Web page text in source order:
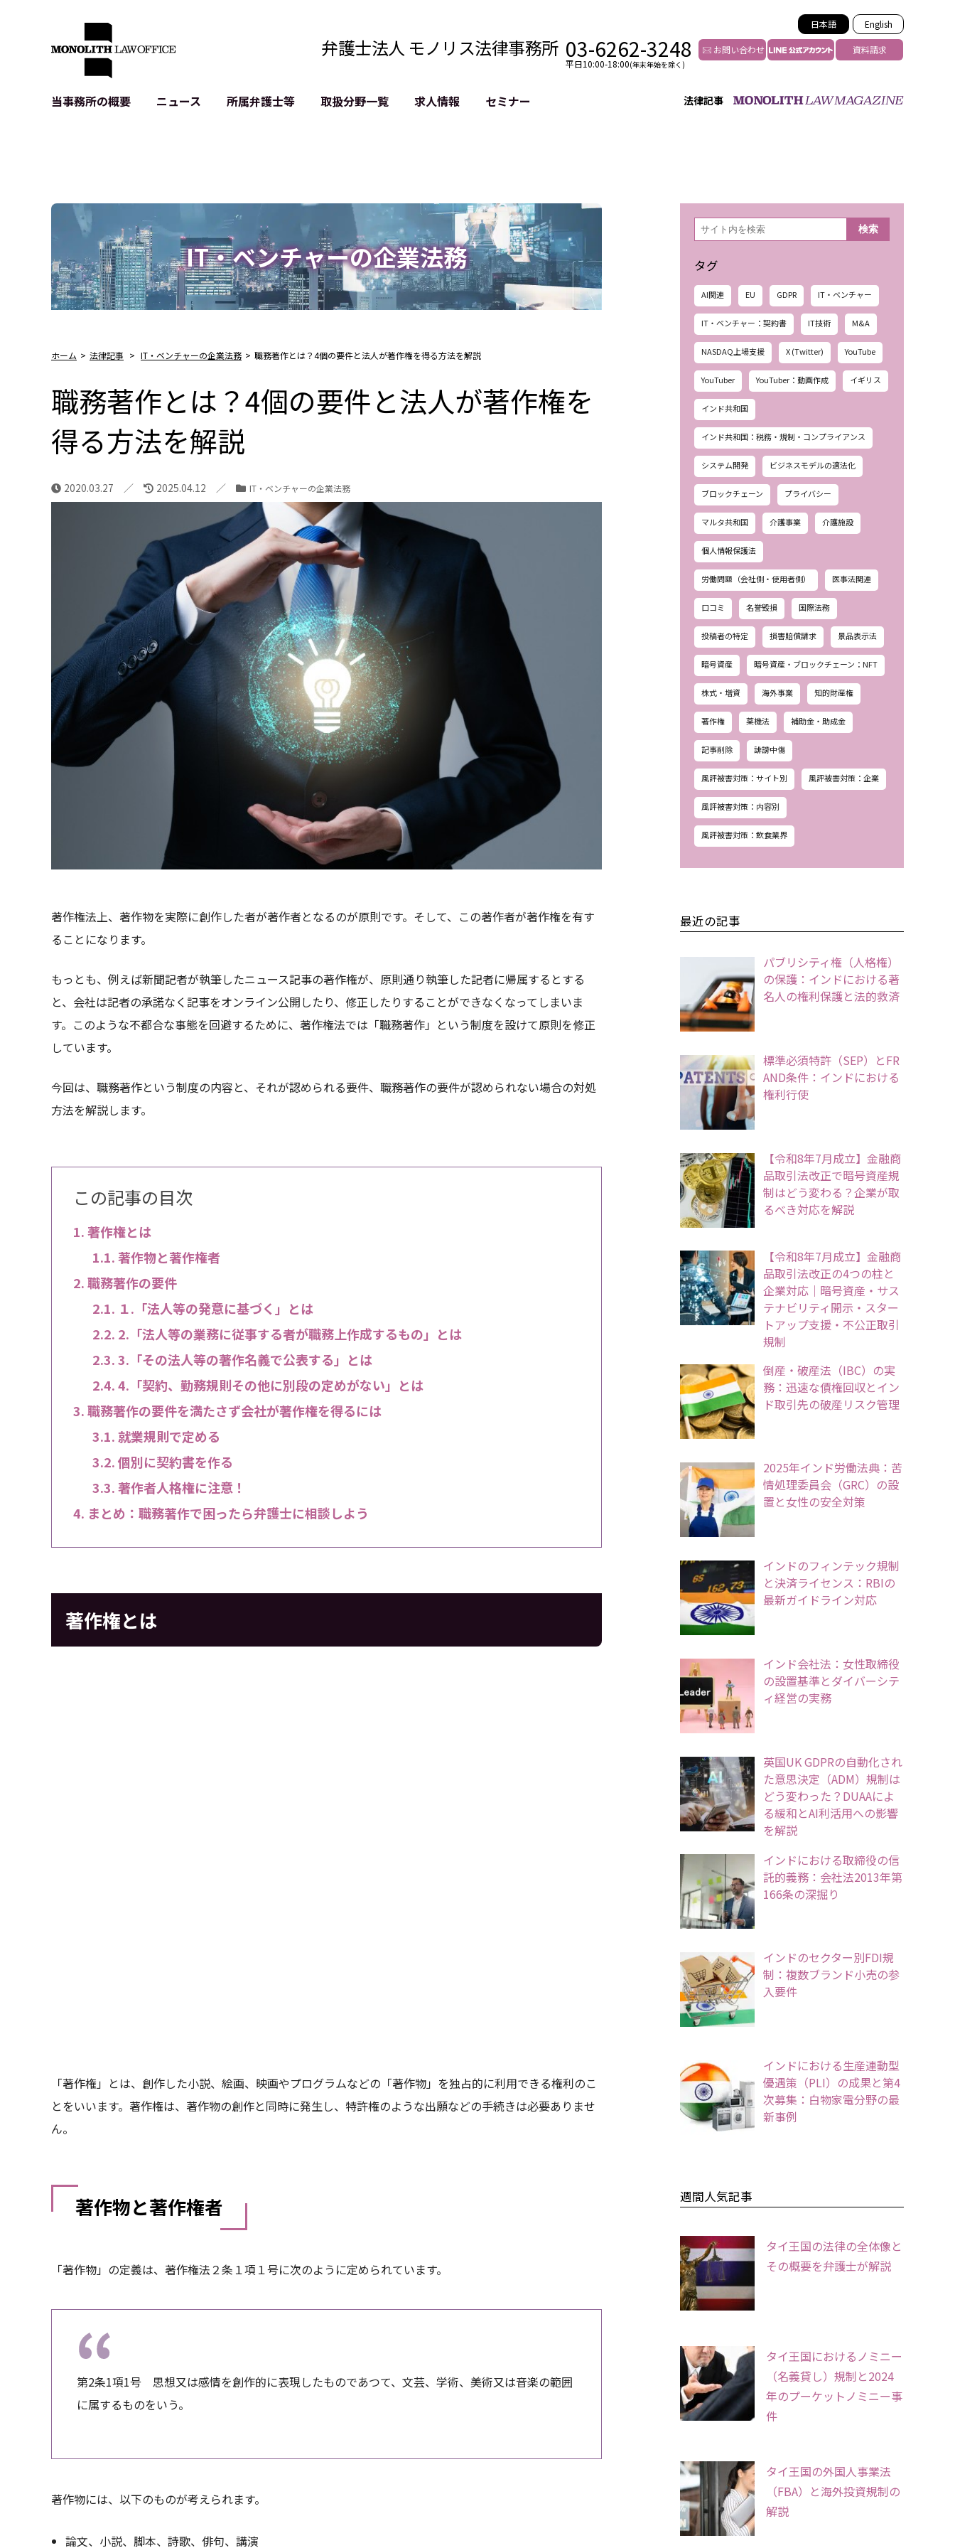
日本語 English
弁護士法人 モノリス法律事務所 03-6262-3248
平日10:00-18:00(年末年始を除く)
お問い合わせ 資料請求
法律記事
当事務所の概要
アクセス
ニュース 所属弁護士等 取扱分野一覧
IPO（上場）支援
生成AI関連法務
記事・LPの薬機法等チェック
D2C等の不正転売対策
サイバー犯罪の刑事告訴等
GDPR対応支援
リスティング汚染の削除対策
過去の芸能等活動の削除
YouTube等SNSのM&A
求人情報 セミナー
IT・ベンチャーの企業法務
ホーム > 法律記事 > IT・ベンチャーの企業法務 > 職務著作とは？4個の要件と法人が著作権を得る方法を解説
職務著作とは？4個の要件と法人が著作権を
得る方法を解説
2020.03.27 2025.04.12 IT・ベンチャーの企業法務
著作権法上、著作物を実際に創作した者が著作者となるのが原則です。そして、この著作者が著作権を有す
ることになります。
もっとも、例えば新聞記者が執筆したニュース記事の著作権が、原則通り執筆した記者に帰属するとする
と、会社は記者の承諾なく記事をオンライン公開したり、修正したりすることができなくなってしまいま
す。このような不都合な事態を回避するために、著作権法では「職務著作」という制度を設けて原則を修正
しています。
今回は、職務著作という制度の内容と、それが認められる要件、職務著作の要件が認められない場合の対処
方法を解説します。
この記事の目次
著作権とは
著作物と著作権者
職務著作の要件
１.「法人等の発意に基づく」とは
2.「法人等の業務に従事する者が職務上作成するもの」とは
3.「その法人等の著作名義で公表する」とは
4.「契約、勤務規則その他に別段の定めがない」とは
職務著作の要件を満たさず会社が著作権を得るには
就業規則で定める
個別に契約書を作る
著作者人格権に注意！
まとめ：職務著作で困ったら弁護士に相談しよう
著作権とは
「著作権」とは、創作した小説、絵画、映画やプログラムなどの「著作物」を独占的に利用できる権利のこ
とをいいます。著作権は、著作物の創作と同時に発生し、特許権のような出願などの手続きは必要ありませ
ん。
著作物と著作権者
「著作物」の定義は、著作権法２条１項１号に次のように定められています。
第2条1項1号 思想又は感情を創作的に表現したものであつて、文芸、学術、美術又は音楽の範囲
に属するものをいう。
著作物には、以下のものが考えられます。
論文、小説、脚本、詩歌、俳句、講演
検
索 検索
タグ
AI関連 EU GDPR IT・ベンチャー
IT・ベンチャー：契約書 IT技術 M&A
NASDAQ上場支援 X (Twitter) YouTube
YouTuber YouTuber：動画作成 イギリス
インド共和国
インド共和国：税務・規制・コンプライアンス
システム開発 ビジネスモデルの適法化
ブロックチェーン プライバシー
マルタ共和国 介護事業 介護施設
個人情報保護法
労働問題（会社側・使用者側） 医事法関連
口コミ 名誉毀損 国際法務
投稿者の特定 損害賠償請求 景品表示法
暗号資産 暗号資産・ブロックチェーン：NFT
株式・増資 海外事業 知的財産権
著作権 薬機法 補助金・助成金
記事削除 誹謗中傷
風評被害対策：サイト別 風評被害対策：企業
風評被害対策：内容別
風評被害対策：飲食業界
最近の記事
パブリシティ権（人格権）
の保護：インドにおける著
名人の権利保護と法的救済
標準必須特許（SEP）とFR
AND条件：インドにおける
権利行使
【令和8年7月成立】金融商
品取引法改正で暗号資産規
制はどう変わる？企業が取
るべき対応を解説
【令和8年7月成立】金融商
品取引法改正の4つの柱と
企業対応｜暗号資産・サス
テナビリティ開示・スター
トアップ支援・不公正取引
規制
倒産・破産法（IBC）の実
務：迅速な債権回収とイン
ド取引先の破産リスク管理
2025年インド労働法典：苦
情処理委員会（GRC）の設
置と女性の安全対策
インドのフィンテック規制
と決済ライセンス：RBIの
最新ガイドライン対応
インド会社法：女性取締役
の設置基準とダイバーシテ
ィ経営の実務
英国UK GDPRの自動化され
た意思決定（ADM）規制は
どう変わった？DUAAによ
る緩和とAI利活用への影響
を解説
インドにおける取締役の信
託的義務：会社法2013年第
166条の深掘り
インドのセクター別FDI規
制：複数ブランド小売の参
入要件
インドにおける生産連動型
優遇策（PLI）の成果と第4
次募集：白物家電分野の最
新事例
週間人気記事
タイ王国の法律の全体像と
その概要を弁護士が解説
タイ王国におけるノミニー
（名義貸し）規制と2024
年のプーケットノミニー事
件
タイ王国の外国人事業法
（FBA）と海外投資規制の
解説